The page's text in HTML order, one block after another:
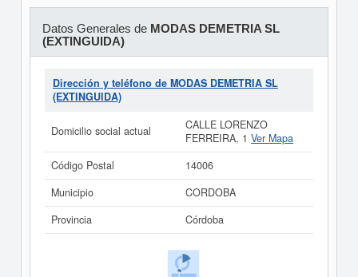
Datos Generales de MODAS DEMETRIA SL
(EXTINGUIDA)
Dirección y teléfono de MODAS DEMETRIA SL
(EXTINGUIDA)
Domicilio social actual
CALLE LORENZO
FERREIRA, 1 Ver Mapa
Código Postal
14006
Municipio
CORDOBA
Provincia
Córdoba